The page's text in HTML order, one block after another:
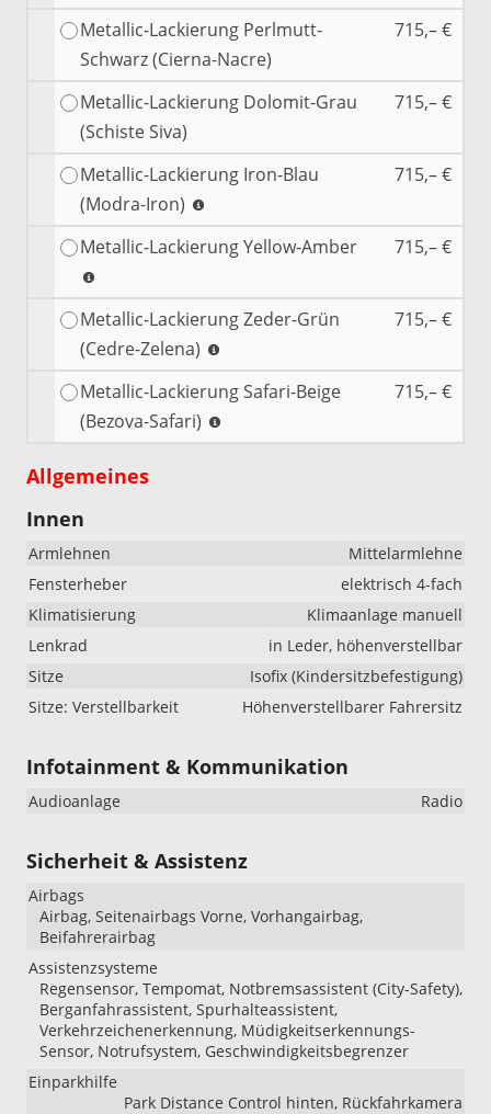
Metallic-Lackierung Perlmutt-
Schwarz (Cierna-Nacre)
715,– €
Metallic-Lackierung Dolomit-Grau
(Schiste Siva)
715,– €
Metallic-Lackierung Iron-Blau
(Modra-Iron)
715,– €
Metallic-Lackierung Yellow-Amber 715,– €
Metallic-Lackierung Zeder-Grün
(Cedre-Zelena)
715,– €
Metallic-Lackierung Safari-Beige
(Bezova-Safari)
715,– €
Allgemeines
Innen
Armlehnen
Mittelarmlehne
Fensterheber
elektrisch 4-fach
Klimatisierung
Klimaanlage manuell
Lenkrad
in Leder, höhenverstellbar
Sitze
Isofix (Kindersitzbefestigung)
Sitze: Verstellbarkeit
Höhenverstellbarer Fahrersitz
Infotainment & Kommunikation
Audioanlage Radio
Sicherheit & Assistenz
Airbags
Airbag, Seitenairbags Vorne, Vorhangairbag,
Beifahrerairbag
Assistenzsysteme
Regensensor, Tempomat, Notbremsassistent (City-Safety),
Berganfahrassistent, Spurhalteassistent,
Verkehrzeichenerkennung, Müdigkeitserkennungs-
Sensor, Notrufsystem, Geschwindigkeitsbegrenzer
Einparkhilfe
Park Distance Control hinten, Rückfahrkamera